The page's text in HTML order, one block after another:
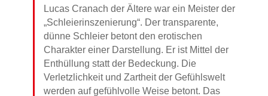
Lucas Cranach der Ältere war ein Meister der
„Schleierinszenierung“. Der transparente,
dünne Schleier betont den erotischen
Charakter einer Darstellung. Er ist Mittel der
Enthüllung statt der Bedeckung. Die
Verletzlichkeit und Zartheit der Gefühlswelt
werden auf gefühlvolle Weise betont. Das